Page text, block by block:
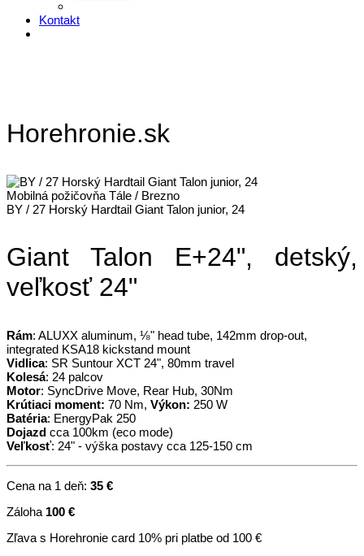
Kontakt
Horehronie.sk
Mobilná požičovňa Tále / Brezno
BY / 27 Horský Hardtail Giant Talon junior, 24
Giant Talon E+24", detský,
veľkosť 24"
Rám: ALUXX aluminum, ⅛" head tube, 142mm drop-out,
integrated KSA18 kickstand mount
Vidlica: SR Suntour XCT 24", 80mm travel
Kolesá: 24 palcov
Motor: SyncDrive Move, Rear Hub, 30Nm
Krútiaci moment: 70 Nm, Výkon: 250 W
Batéria: EnergyPak 250
Dojazd cca 100km (eco mode)
Veľkosť: 24" - výška postavy cca 125-150 cm
Cena na 1 deň: 35 €
Záloha 100 €
Zľava s Horehronie card 10% pri platbe od 100 €